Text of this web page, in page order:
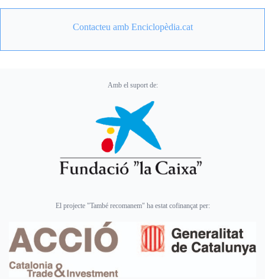
Contacteu amb Enciclopèdia.cat
Amb el suport de:
El projecte "També recomanem" ha estat cofinançat per: